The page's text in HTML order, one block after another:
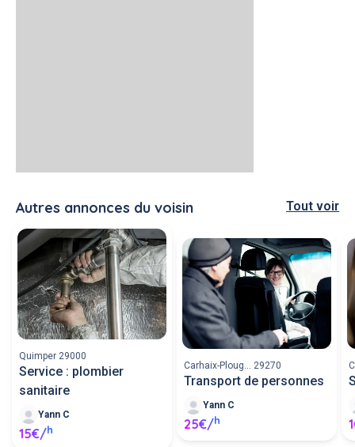
Autres annonces du voisin Tout voir
Quimper 29000
Service : plombier
sanitaire
Yann C
15€/h
Carhaix-Ploug... 29270
Transport de personnes
Yann C
25€/h